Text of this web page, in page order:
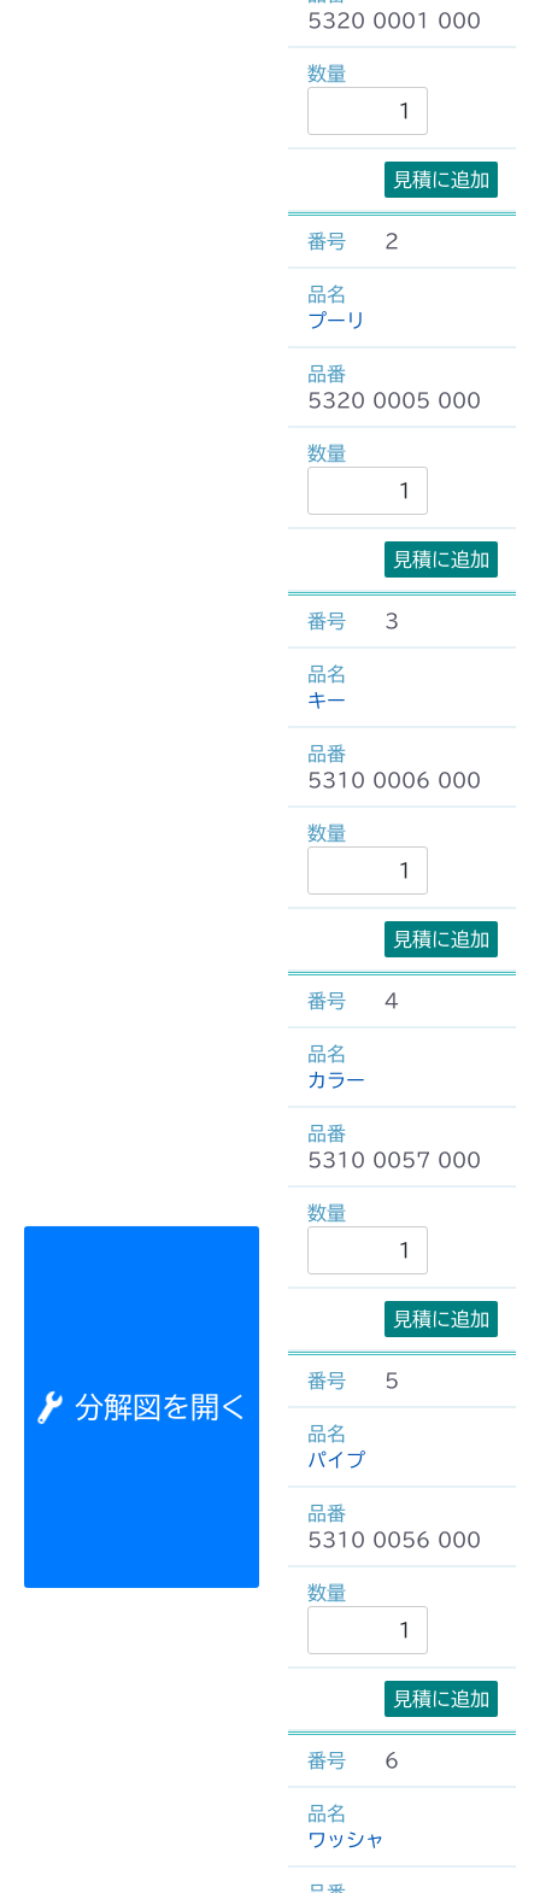
分解図を開く
5320 0001 000
見積に追加
2
プーリ
5320 0005 000
見積に追加
3
キー
5310 0006 000
見積に追加
4
カラー
5310 0057 000
見積に追加
5
パイプ
5310 0056 000
見積に追加
6
ワッシャ